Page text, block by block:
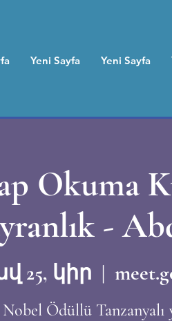
Yeni Sayfa Yeni Sayfa
Okuma
-
25, կիր
  |
Nobel Ödüllü Tanzanyalı